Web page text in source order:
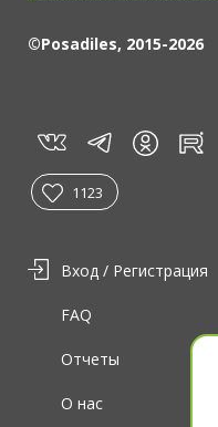
©Posadiles, 2015-2026
vk tg in rt
1123
Вход / Регистрация
О нас
Отчеты
FAQ